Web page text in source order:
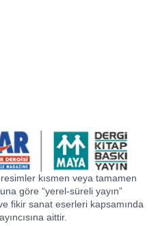
kısmen veya tamamen
göre “yerel-süreli yayın”
fikir sanat eserleri kapsamında
aittir.